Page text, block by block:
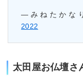
— み ね た か な
2022
太田屋お仏壇さ